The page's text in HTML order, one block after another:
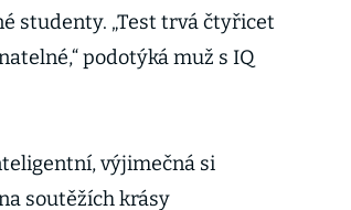
studenty. „Test trvá čtyřicet
podotýká muž s IQ
výjimečná si
soutěžích krásy